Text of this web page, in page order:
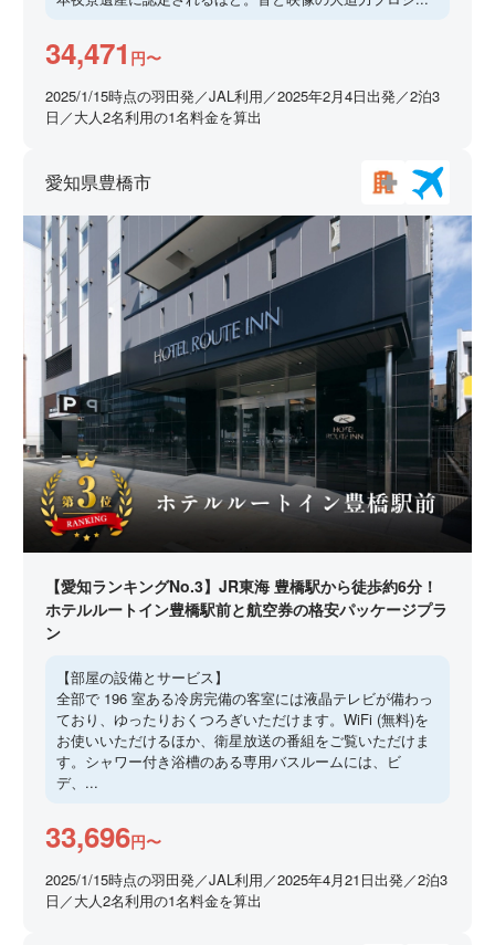
34,471 円〜
2025/1/15時点の羽田発／JAL利用／2025年2月4日出発／2泊3
日／大人2名利用の1名料金を算出
愛知県豊橋市
【愛知ランキングNo.3】JR東海 豊橋駅から徒歩約6分！
ホテルルートイン豊橋駅前と航空券の格安パッケージプラ
ン
【部屋の設備とサービス】
全部で 196 室ある冷房完備の客室には液晶テレビが備わっ
ており、ゆったりおくつろぎいただけます。WiFi (無料)を
お使いいただけるほか、衛星放送の番組をご覧いただけま
す。シャワー付き浴槽のある専用バスルームには、ビ
デ、...
33,696円〜
2025/1/15時点の羽田発／JAL利用／2025年4月21日出発／2泊3
日／大人2名利用の1名料金を算出